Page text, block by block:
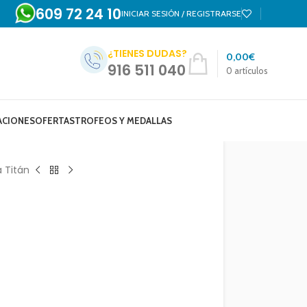
609 72 24 10INICIAR SESIÓN / REGISTRARSE
¿TIENES DUDAS?
916 511 040 0 artículos
0,00€
OFERTASTROFEOS Y MEDALLAS
Titán